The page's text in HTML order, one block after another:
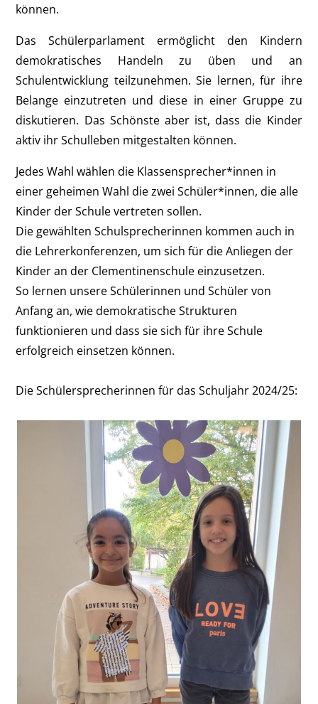
können.
Das Schülerparlament ermöglicht den Kindern
demokratisches Handeln zu üben und an
Schulentwicklung teilzunehmen. Sie lernen, für ihre
Belange einzutreten und diese in einer Gruppe zu
diskutieren. Das Schönste aber ist, dass die Kinder
aktiv ihr Schulleben mitgestalten können.
Jedes Wahl wählen die Klassensprecher*innen in
einer geheimen Wahl die zwei Schüler*innen, die alle
Kinder der Schule vertreten sollen.
Die gewählten Schulsprecherinnen kommen auch in
die Lehrerkonferenzen, um sich für die Anliegen der
Kinder an der Clementinenschule einzusetzen.
So lernen unsere Schülerinnen und Schüler von
Anfang an, wie demokratische Strukturen
funktionieren und dass sie sich für ihre Schule
erfolgreich einsetzen können.
Die Schülersprecherinnen für das Schuljahr 2024/25: